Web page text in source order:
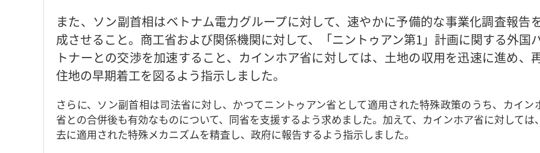
また、ソン副首相はベトナム電力グループに対して、速やかに予備的な事業化調査報告
成させること。商工省および関係機関に対して、「ニントゥアン第1」計画に関する外国
トナーとの交渉を加速すること、カインホア省に対しては、土地の収用を迅速に進め、
住地の早期着工を図るよう指示しました。
さらに、ソン副首相は司法省に対し、かつてニントゥアン省として適用された特殊政策のうち、カイン
省との合併後も有効なものについて、同省を支援するよう求めました。加えて、カインホア省に対しては
去に適用された特殊メカニズムを精査し、政府に報告するよう指示しました。